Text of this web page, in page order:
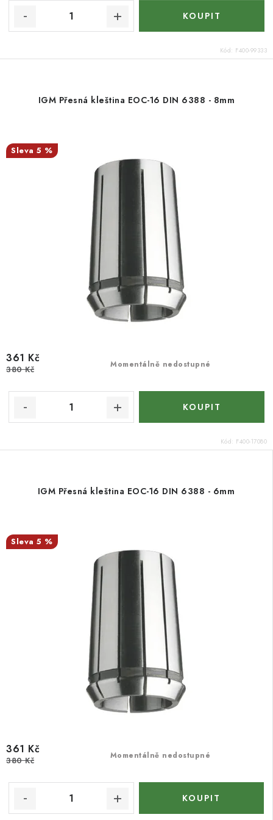
Kód: F400-99333
IGM Přesná kleština EOC-16 DIN 6388 - 8mm
5 %
Momentálně nedostupné
361 Kč
380 Kč
Kód: F400-17080
IGM Přesná kleština EOC-16 DIN 6388 - 6mm
5 %
Momentálně nedostupné
361 Kč
380 Kč